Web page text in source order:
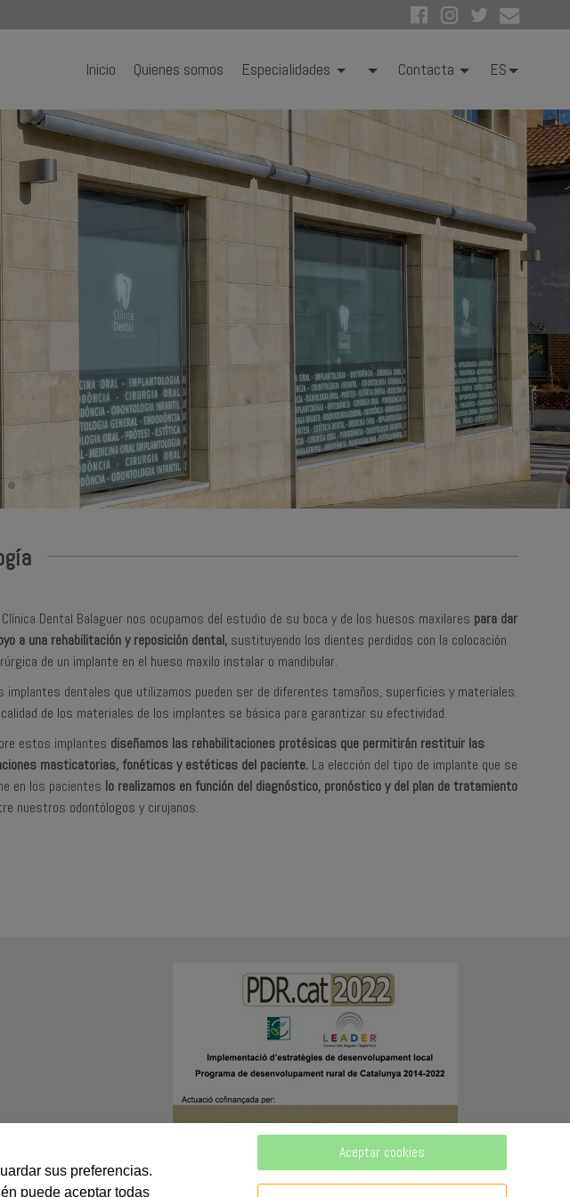
Inicio Quienes somos Especialidades Contacta ES
Clínica Dental Balaguer nos ocupamos del estudio de su boca y de los huesos maxilares para dar
a una rehabilitación y reposición dental,sustituyendo los dientes perdidos con la colocación
de un implante en el hueso maxilo instalar o mandibular.
implantes dentales que utilizamos pueden ser de diferentes tamaños, superficies y materiales.
de los materiales de los implantes se básica para garantizar su efectividad.
estos implantes diseñamos las rehabilitaciones protésicas que permitirán restituir las
masticatorias, fonéticas y estéticas del paciente.La elección del tipo de implante que se
en los pacientes lo realizamos en función del diagnóstico, pronóstico y del plan de tratamiento
nuestros odontólogos y cirujanos.
sus preferencias.
puede aceptar todas
Aceptar cookies